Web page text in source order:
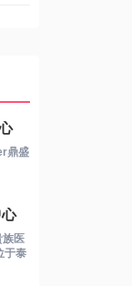
鼎盛
族医
于泰